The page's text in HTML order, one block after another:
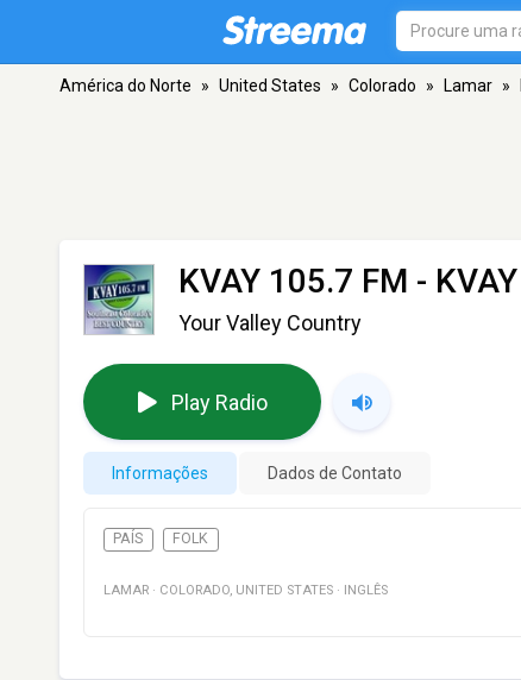
América do Norte » United States » Colorado » Lamar »
KVAY 105.7 FM - KVAY
Your Valley Country
Play Radio
Informações Dados de Contato
PAÍS FOLK
LAMAR · COLORADO, UNITED STATES · INGLÊS